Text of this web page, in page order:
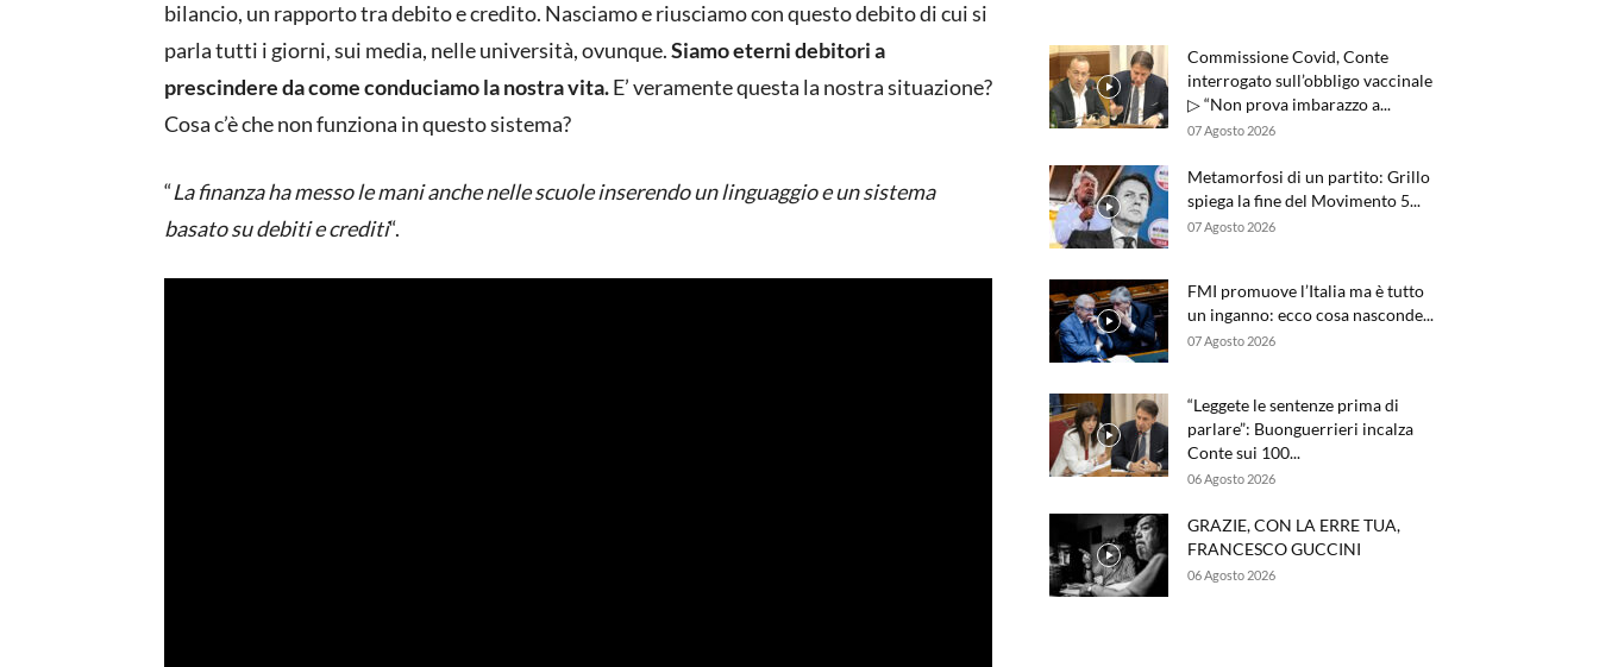
bilancio, un rapporto tra debito e credito. Nasciamo e riusciamo con questo debito di cui si
parla tutti i giorni, sui media, nelle università, ovunque.Siamo eterni debitori a
prescindere da come conduciamo la nostra vita.E’ veramente questa la nostra situazione?
Cosa c’è che non funziona in questo sistema?
“La finanza ha messo le mani anche nelle scuole inserendo un linguaggio e un sistema
basato su debiti e crediti“.
Commissione Covid, Conte
interrogato sull’obbligo vaccinale
▷ “Non prova imbarazzo a...
07 Agosto 2026
Metamorfosi di un partito: Grillo
spiega la fine del Movimento 5...
07 Agosto 2026
FMI promuove l’Italia ma è tutto
un inganno: ecco cosa nasconde...
07 Agosto 2026
“Leggete le sentenze prima di
parlare”: Buonguerrieri incalza
Conte sui 100...
06 Agosto 2026
GRAZIE, CON LA ERRE TUA,
FRANCESCO GUCCINI
06 Agosto 2026